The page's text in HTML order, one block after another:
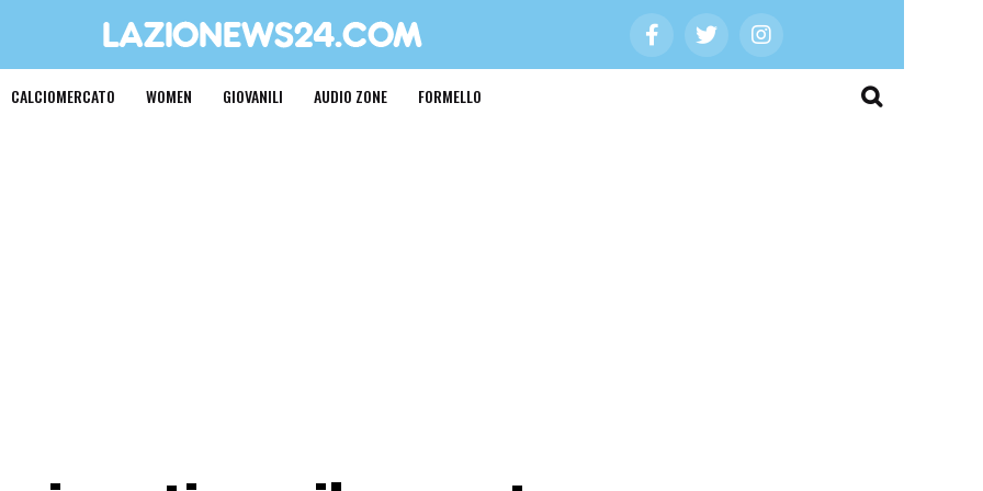
CALCIOMERCATO WOMEN GIOVANILI AUDIO ZONE FORMELLO